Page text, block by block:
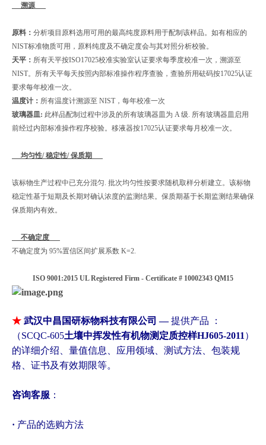
溯源
原料： 分析项目原料选用可用的最高纯度原料用于配制该样品。如有相应的
NIST标准物质可用，原料纯度及不确定度会与其对照分析校验。
天平： 所有天平按ISO17025校准实验室认证要求每季度校准一次，溯源至
NIST。所有天平每天按照内部标准操作程序查验，查验所用砝码按17025认证
要求每年校准一次。
温度计： 所有温度计溯源至 NIST，每年校准一次
玻璃器皿: 此样品配制过程中涉及的所有玻璃器皿为 A 级. 所有玻璃器皿启用
前经过内部标准操作程序校验。移液器按17025认证要求每月校准一次。
均匀性/ 稳定性/ 保质期
该标物生产过程中已充分混匀. 批次均匀性按要求随机取样分析建立。该标物
稳定性基于短期及长期对确认浓度的监测结果。保质期基于长期监测结果确保
保质期内有效。
不确定度
不确定度为 95%置信区间扩展系数 K=2.
ISO 9001:2015 UL Registered Firm - Certificate # 10002343 QM15
★ 武汉中昌国研标物科技有限公司 —提供产品 ：
（SCQC-605土壤中挥发性有机物测定质控样HJ605-2011 ）
的详细介绍、量值信息、应用领域、测试方法、包装规
格、证书及有效期限等。
咨询客服 ：
· 产品的选购方法